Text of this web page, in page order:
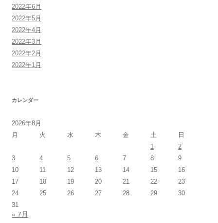
2022年6月
2022年5月
2022年4月
2022年3月
2022年2月
2022年1月
カレンダー
2026年8月
月
火 水 木 金 土
日
1
2
3
4 5 6 7 8
9
10
11 12 13 14 15
16
17
18 19 20 21 22
23
24
25 26 27 28 29
30
31
« 7月